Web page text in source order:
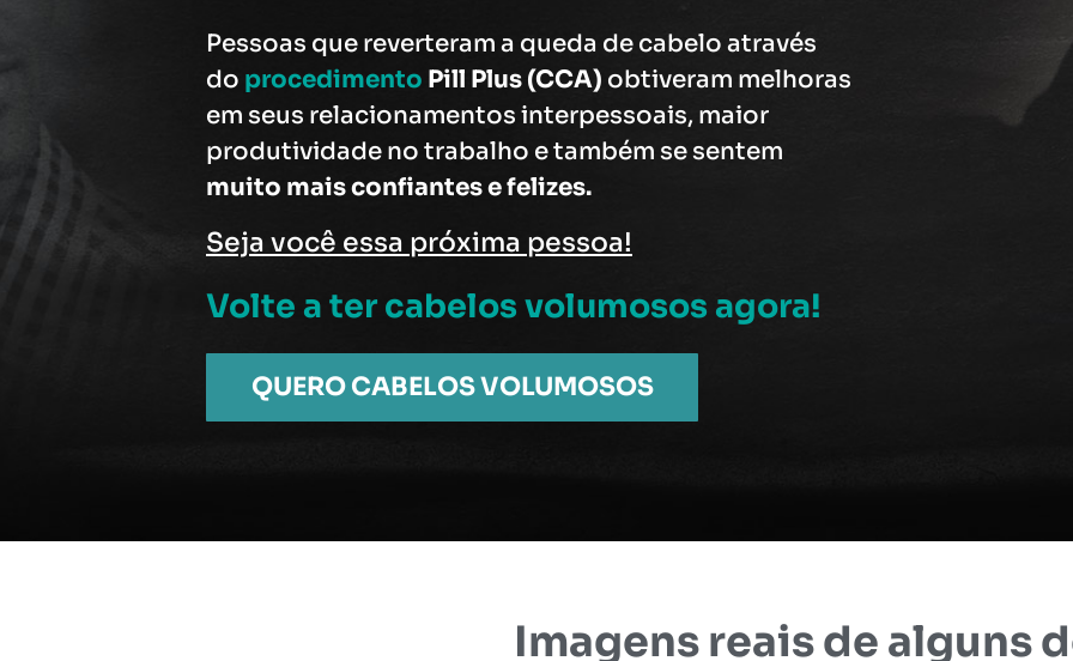
Pessoas que reverteram a queda de cabelo através
do procedimento Pill Plus (CCA) obtiveram melhoras
em seus relacionamentos interpessoais, maior
produtividade no trabalho e também se sentem
muito mais confiantes e felizes.
Seja você essa próxima pessoa!
Volte a ter cabelos volumosos agora!
QUERO CABELOS VOLUMOSOS
Imagens reais de alguns